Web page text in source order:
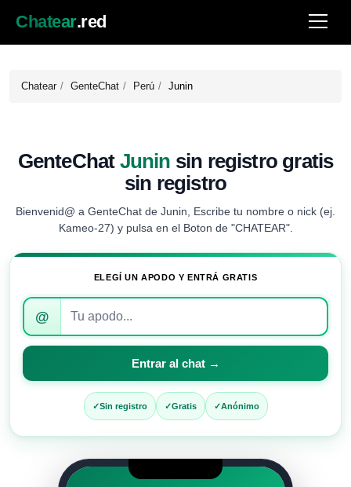
Chatear.red
Chatear GenteChat Perú Junin
GenteChat Junin sin registro gratis
sin registro
Bienvenid@ a GenteChat de Junin, Escribe tu nombre o nick (ej.
Kameo-27) y pulsa en el Boton de "CHATEAR".
ELEGÍ UN APODO Y ENTRÁ GRATIS
Introduce
apodo
para
entrar
@
Entrar al chat →
Sin registro Gratis Anónimo